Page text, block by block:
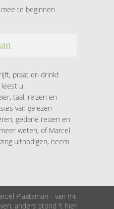
te beginnen
praat en drinkt
u
taal, reizen en
van gelezen
gedane reizen en
weten, of Marcel
uitnodigen, neem
Plaatsman - van mij
anders stond 't hier